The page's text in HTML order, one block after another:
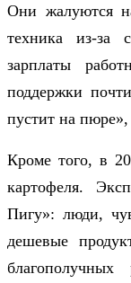
Они жалуются
техника из-за
зарплаты
поддержки
пустит на
Кроме того, в
картофеля.
Пигу»: люди,
дешевые
благополучных